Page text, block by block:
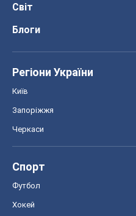
Світ
Блоги
Регіони України
Київ
Запоріжжя
Черкаси
Спорт
Футбол
Хокей